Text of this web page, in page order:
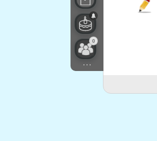
0
...